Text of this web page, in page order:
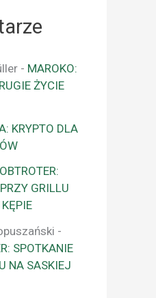
- MAROKO:
ŻYCIE
KRYPTO DLA
GRILLU
-
SPOTKANIE
NA SASKIEJ